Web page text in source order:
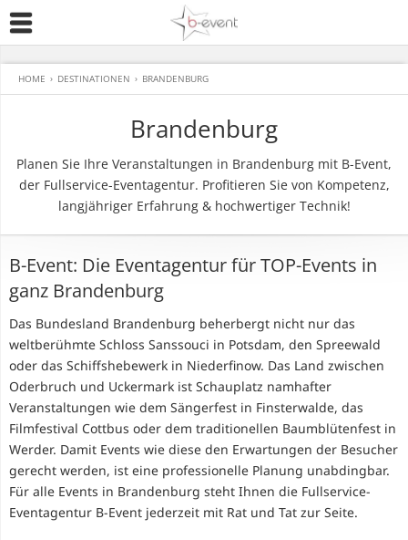
Brandenburg
Planen Sie Ihre Veranstaltungen in Brandenburg mit B-Event,
der Fullservice-Eventagentur. Profitieren Sie von Kompetenz,
langjähriger Erfahrung & hochwertiger Technik!
HOME › DESTINATIONEN › BRANDENBURG
B-Event: Die Eventagentur für TOP-Events in
ganz Brandenburg
Das Bundesland Brandenburg beherbergt nicht nur das
weltberühmte Schloss Sanssouci in Potsdam, den Spreewald
oder das Schiffshebewerk in Niederfinow. Das Land zwischen
Oderbruch und Uckermark ist Schauplatz namhafter
Veranstaltungen wie dem Sängerfest in Finsterwalde, das
Filmfestival Cottbus oder dem traditionellen Baumblütenfest in
Werder. Damit Events wie diese den Erwartungen der Besucher
gerecht werden, ist eine professionelle Planung unabdingbar.
Für alle Events in Brandenburg steht Ihnen die Fullservice-
Eventagentur B-Event jederzeit mit Rat und Tat zur Seite.